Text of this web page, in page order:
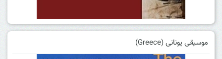
موسیقی یونانی (Greece)